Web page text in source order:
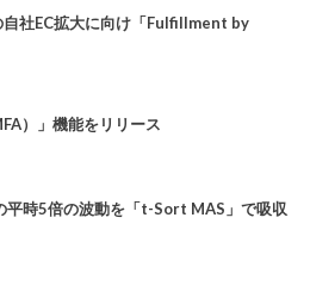
社EC拡大に向け「Fulfillment by
）」機能をリリース
平時5倍の波動を「t-Sort MAS」で吸収